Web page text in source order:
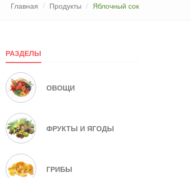
Главная Продукты Яблочный сок
РАЗДЕЛЫ
ОВОЩИ
ФРУКТЫ И ЯГОДЫ
ГРИБЫ